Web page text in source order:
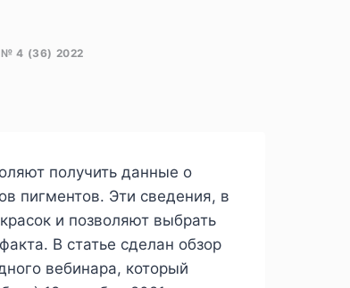
4 (36) 2022
получить данные о
пигментов. Эти сведения, в
и позволяют выбрать
В статье сделан обзор
вебинара, который